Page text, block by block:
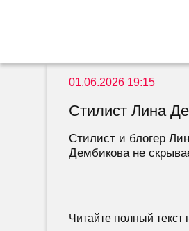
01.06.2026 19:15
Стилист Лина
Стилист и блогер
Дембикова не
Читайте полный текст